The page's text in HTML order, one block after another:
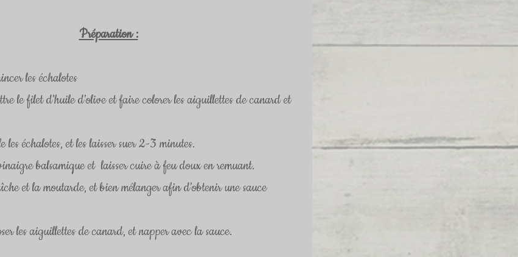
Préparation :
les échalotes
le filet d’huile d’olive et faire colorer les aiguillettes de canard et
les échalotes, et les laisser suer 2-3 minutes.
balsamique et  laisser cuire à feu doux en remuant.
et la moutarde, et bien mélanger afin d’obtenir une sauce
les aiguillettes de canard, et napper avec la sauce.